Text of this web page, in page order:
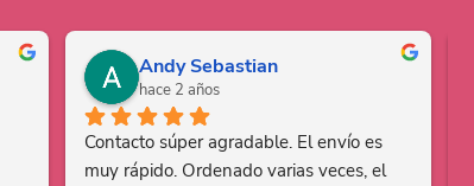
Andy Sebastian
hace 2 años
Contacto súper agradable. El envío es
muy rápido. Ordenado varias veces, el